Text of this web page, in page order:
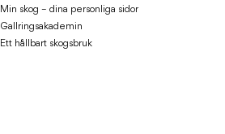
Min skog – dina personliga sidor
Gallringsakademin
Ett hållbart skogsbruk